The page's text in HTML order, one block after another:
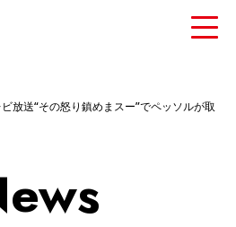
送“その怒り鎮めまスー”でペッソルが取